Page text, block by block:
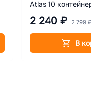
Atlas 10 контейнер
2 240 ₽ 2 799 ₽
В